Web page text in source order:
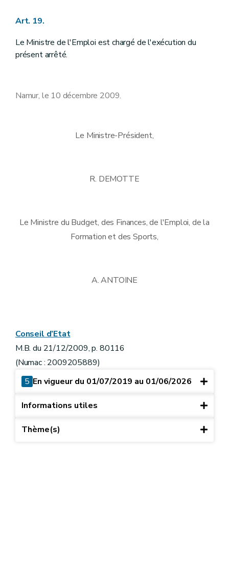
Art. 19.
Le Ministre de l'Emploi est chargé de l'exécution du
présent arrêté.
Namur, le 10 décembre 2009.
Le Ministre-Président,
R. DEMOTTE
Le Ministre du Budget, des Finances, de l'Emploi, de la
Formation et des Sports,
A. ANTOINE
Conseil d’Etat
M.B. du 21/12/2009, p. 80116
(Numac : 2009205889)
5 En vigueur du 01/07/2019 au 01/06/2026
Informations utiles
Thème(s)